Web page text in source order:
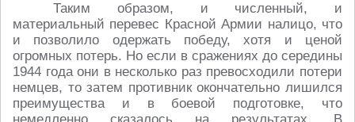
Таким образом, и численный, и
материальный перевес Красной Армии налицо, что
и позволило одержать победу, хотя и ценой
огромных потерь. Но если в сражениях до середины
1944 года они в несколько раз превосходили потери
немцев, то затем противник окончательно лишился
преимущества и в боевой подготовке, что